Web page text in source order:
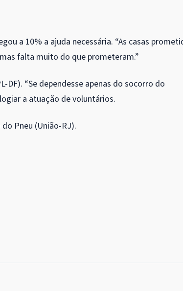
a 10% a ajuda necessária. “As casas
falta muito do que prometeram.”
DF). “Se dependesse apenas do socorro do
a atuação de voluntários.
Pneu (União-RJ).